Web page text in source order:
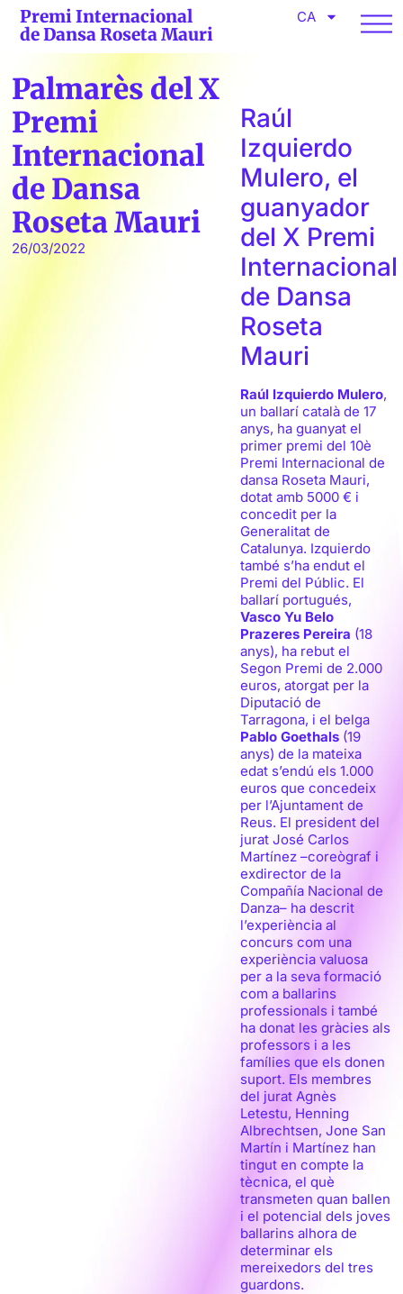
Premi Internacional
de Dansa Roseta Mauri
CA
Palmarès del X
Premi
Internacional
de Dansa
Roseta Mauri
26/03/2022
Raúl
Izquierdo
Mulero, el
guanyador
del X Premi
Internacional
de Dansa
Roseta
Mauri
Raúl Izquierdo Mulero,
un ballarí català de 17
anys, ha guanyat el
primer premi del 10è
Premi Internacional de
dansa Roseta Mauri,
dotat amb 5000 € i
concedit per la
Generalitat de
Catalunya. Izquierdo
també s’ha endut el
Premi del Públic. El
ballarí portugués,
Vasco Yu Belo
Prazeres Pereira (18
anys), ha rebut el
Segon Premi de 2.000
euros, atorgat per la
Diputació de
Tarragona, i el belga
Pablo Goethals (19
anys) de la mateixa
edat s’endú els 1.000
euros que concedeix
per l’Ajuntament de
Reus. El president del
jurat José Carlos
Martínez –coreògraf i
exdirector de la
Compañía Nacional de
Danza– ha descrit
l’experiència al
concurs com una
experiència valuosa
per a la seva formació
com a ballarins
professionals i també
ha donat les gràcies als
professors i a les
famílies que els donen
suport. Els membres
del jurat Agnès
Letestu, Henning
Albrechtsen, Jone San
Martín i Martínez han
tingut en compte la
tècnica, el què
transmeten quan ballen
i el potencial dels joves
ballarins alhora de
determinar els
mereixedors del tres
guardons.